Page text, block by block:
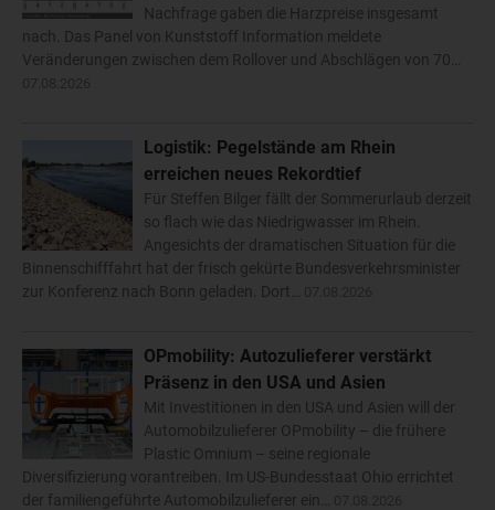
Nachfrage gaben die Harzpreise insgesamt
nach. Das Panel von Kunststoff Information meldete
Veränderungen zwischen dem Rollover und Abschlägen von 70…
Logistik: Pegelstände am Rhein
erreichen neues Rekordtief
Für Steffen Bilger fällt der Sommerurlaub derzeit
so flach wie das Niedrigwasser im Rhein.
Angesichts der dramatischen Situation für die
Binnenschifffahrt hat der frisch gekürte Bundesverkehrsminister
zur Konferenz nach Bonn geladen. Dort…
OPmobility: Autozulieferer verstärkt
Präsenz in den USA und Asien
Mit Investitionen in den USA und Asien will der
Automobilzulieferer OPmobility – die frühere
Plastic Omnium – seine regionale
Diversifizierung vorantreiben. Im US-Bundesstaat Ohio errichtet
der familiengeführte Automobilzulieferer ein…